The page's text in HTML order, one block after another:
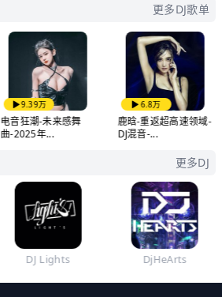
更多DJ歌单
9.39万
电音狂潮-未来感舞
曲-2025年...
6.8万
鹿晗-重返超高速领域-
DJ混音-...
更多DJ
DJ Lights DjHeArts